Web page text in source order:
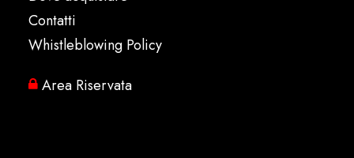
Contatti
Whistleblowing Policy
Area Riservata